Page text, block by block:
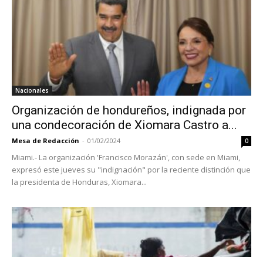
Nacionales
Organización de hondureños, indignada por
una condecoración de Xiomara Castro a...
Mesa de Redacción - 01/02/2024 0
Miami.- La organización 'Francisco Morazán', con sede en Miami,
expresó este jueves su "indignación" por la reciente distinción que
la presidenta de Honduras, Xiomara...